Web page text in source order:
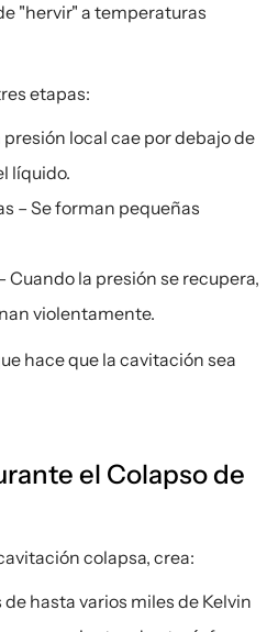
"hervir" a temperaturas
etapas:
local cae por debajo de
líquido.
– Se forman pequeñas
Cuando la presión se recupera,
violentamente.
hace que la cavitación sea
el Colapso de
colapsa, crea:
hasta varios miles de Kelvin